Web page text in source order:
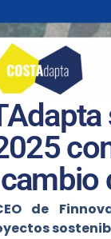
cambio
de